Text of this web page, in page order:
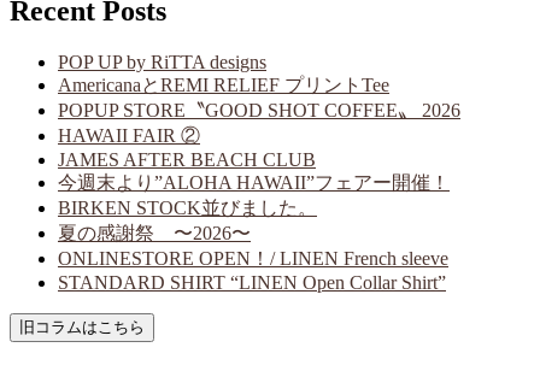
Recent Posts
POP UP by RiTTA designs
AmericanaとREMI RELIEF プリントTee
POPUP STORE〝GOOD SHOT COFFEE〟 2026
HAWAII FAIR ②
JAMES AFTER BEACH CLUB
今週末より”ALOHA HAWAII”フェアー開催！
BIRKEN STOCK並びました。
夏の感謝祭 〜2026〜
ONLINESTORE OPEN！/ LINEN French sleeve
STANDARD SHIRT “LINEN Open Collar Shirt”